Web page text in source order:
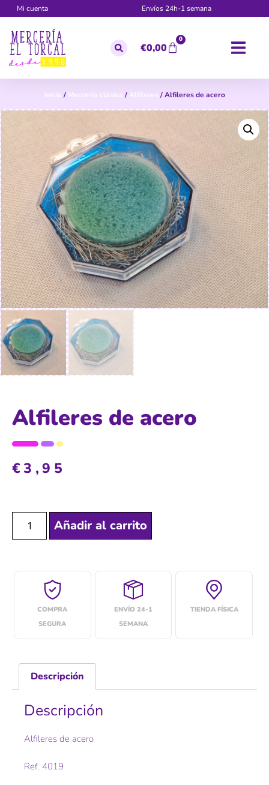
Mi cuenta Envíos 24h-1 semana
€0,00
0
Inicio / Mercería clásica / Alfileres / Alfileres de acero
Alfileres de acero
€3,95
Añadir al carrito
COMPRA
SEGURA
ENVÍO 24-1
SEMANA
TIENDA FÍSICA
Descripción
Descripción
Alfileres de acero
Ref. 4019